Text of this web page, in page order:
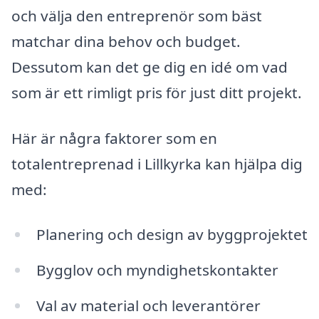
och välja den entreprenör som bäst
matchar dina behov och budget.
Dessutom kan det ge dig en idé om vad
som är ett rimligt pris för just ditt projekt.
Här är några faktorer som en
totalentreprenad i Lillkyrka kan hjälpa dig
med:
Planering och design av byggprojektet
Bygglov och myndighetskontakter
Val av material och leverantörer